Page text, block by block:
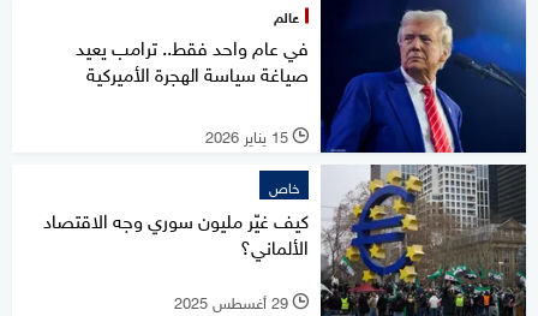
عالم
في عام واحد فقط.. ترامب يعيد
صياغة سياسة الهجرة الأميركية
l 15 يناير 2026
خاص
كيف غيّر مليون سوري وجه الاقتصاد
الألماني؟
l 29 أغسطس 2025